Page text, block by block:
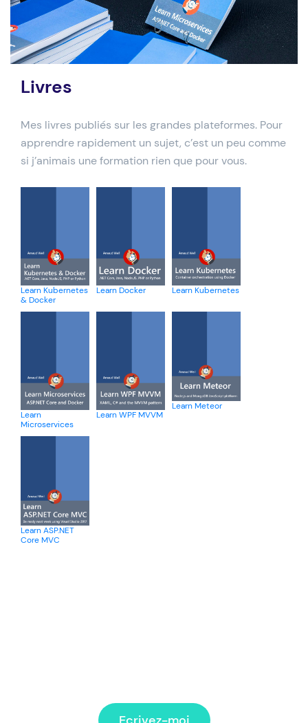
Livres
Mes livres publiés sur les grandes plateformes. Pour
apprendre rapidement un sujet, c’est un peu comme
si j’animais une formation rien que pour vous.
Learn Kubernetes
& Docker
Learn Docker Learn Kubernetes
Learn
Microservices
Learn WPF MVVM
Learn Meteor
Learn ASP.NET
Core MVC